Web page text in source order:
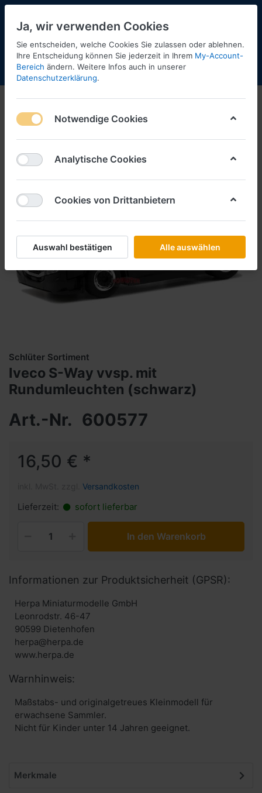
Menü Anmelden Shopaktualisierung
Schlüter Sortiment
Iveco S-Way vvsp. mit
Rundumleuchten (schwarz)
Art.-Nr. 600577
16,50 € *
Versandkosten
Lieferzeit: sofort lieferbar
In den Warenkorb
Informationen zur Produktsicherheit (GPSR):
Herpa Miniaturmodelle GmbH
Leonrodstr. 46-47
90599 Dietenhofen
herpa@herpa.de
www.herpa.de
Warnhinweis:
Maßstabs- und originalgetreues Kleinmodell für
erwachsene Sammler.
Nicht für Kinder unter 14 Jahren geeignet.
Merkmale
Ja, wir verwenden Cookies
Sie entscheiden, welche Cookies Sie zulassen oder ablehnen.
Ihre Entscheidung können Sie jederzeit in Ihrem My-Account-
Bereich ändern. Weitere Infos auch in unserer
Datenschutzerklärung.
Notwendige Cookies
Analytische Cookies
Cookies von Drittanbietern
Auswahl bestätigen Alle auswählen